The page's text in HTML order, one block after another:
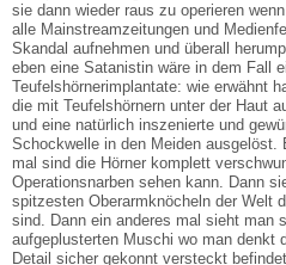
sie dann wieder raus zu operieren
alle Mainstreamzeitungen und
Skandal aufnehmen und überall
eben eine Satanistin wäre in dem Fall
Teufelshörnerimplantate: wie erwähnt
die mit Teufelshörnern unter der Haut
und eine natürlich inszenierte und
Schockwelle in den Meiden ausgelöst.
mal sind die Hörner komplett
Operationsnarben sehen kann. Dann
spitzesten Oberarmknöcheln der Welt
sind. Dann ein anderes mal sieht man
aufgeplusterten Muschi wo man denkt
Detail sicher gekonnt versteckt